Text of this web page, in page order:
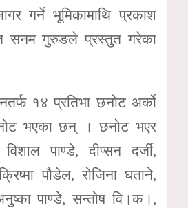
गर्ने भूमिकामाथि प्रकाश
सनम गुरुङले प्रस्तुत गरेका
१४ प्रतिभा छनोट अर्को
भएका छन् । छनोट भएर
पाण्डे, दीप्सन दर्जी,
पौडेल, रोजिना घताने,
पाण्डे, सन्तोष वि।क।,